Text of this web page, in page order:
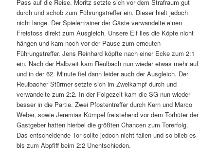
Pass auf die Reise. Moritz setzte sich vor dem Strafraum gut
durch und schob zum Führungstreffer ein. Dieser hielt jedoch
nicht lange. Der Spielertrainer der Gäste verwandelte einen
Freistoss direkt zum Ausgleich. Unsere Elf lies die Köpfe nicht
hängen und kam noch vor der Pause zum erneuten
Führungstreffer. Jens Reinhard köpfte nach einer Ecke zum 2:1
ein. Nach der Halbzeit kam Reulbach nun wieder etwas mehr auf
und in der 62. Minute fiel dann leider auch der Ausgleich. Der
Reulbacher Stürmer setzte sich im Zweikampf durch und
verwandelte zum 2:2. In der Folgezeit kam die SG nun wieder
besser in die Partie. Zwei Pfostentreffer durch Kern und Marco
Weber, sowie Jeremias Kümpel freistehend vor dem Torhüter der
Gastgeber hatten hierbei die größten Chancen zum Torerfolg.
Das entscheidende Tor sollte jedoch nicht fallen und so blieb es
bis zum Abpfiff beim 2:2 Unentschieden.